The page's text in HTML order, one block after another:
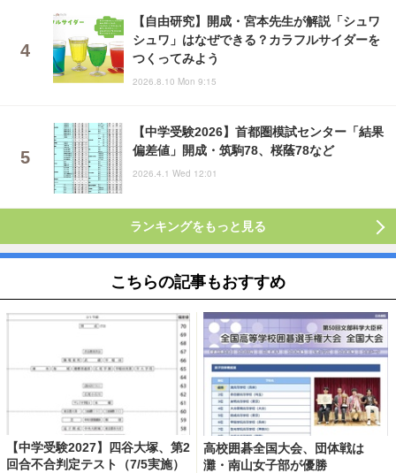
【自由研究】開成・宮本先生が解説「シュワ
シュワ」はなぜできる？カラフルサイダーを
つくってみよう
2026.8.10 Mon 9:15
【中学受験2026】首都圏模試センター「結果
偏差値」開成・筑駒78、桜蔭78など
2026.4.1 Wed 12:01
ランキングをもっと見る
こちらの記事もおすすめ
【中学受験2027】四谷大塚、第2
回合不合判定テスト（7/5実施）
高校囲碁全国大会、団体戦は
灘・南山女子部が優勝